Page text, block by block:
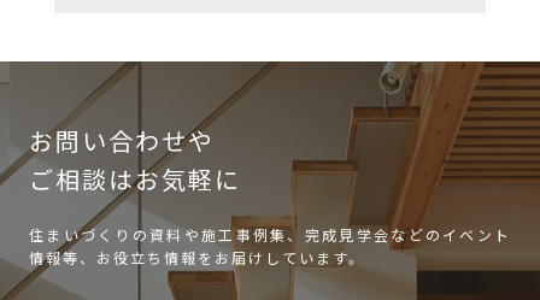
お問い合わせや
ご相談はお気軽に
住まいづくりの資料や施工事例集、完成見学会などのイベント
情報等、お役立ち情報をお届けしています。